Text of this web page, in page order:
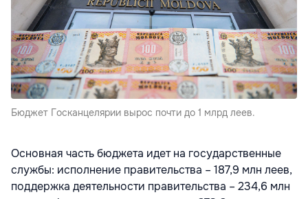
Бюджет Госканцелярии вырос почти до 1 млрд леев.
Основная часть бюджета идет на государственные
службы: исполнение правительства – 187,9 млн леев,
поддержка деятельности правительства – 234,6 млн